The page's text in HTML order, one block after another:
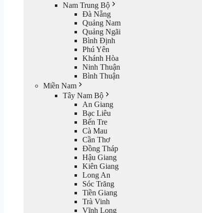
Nam Trung Bộ
Đà Nẵng
Quảng Nam
Quảng Ngãi
Bình Định
Phú Yên
Khánh Hòa
Ninh Thuận
Bình Thuận
Miền Nam
Tây Nam Bộ
An Giang
Bạc Liêu
Bến Tre
Cà Mau
Cần Thơ
Đồng Tháp
Hậu Giang
Kiên Giang
Long An
Sóc Trăng
Tiền Giang
Trà Vinh
Vĩnh Long